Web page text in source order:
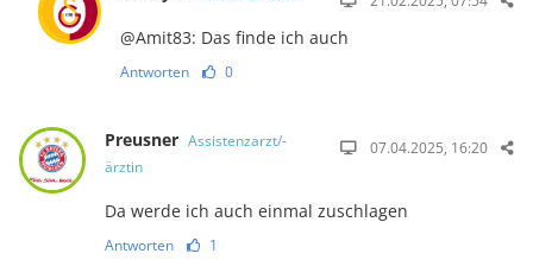
@Amit83: Das finde ich auch
Antworten 0
Preusner Assistenzarzt/-
ärztin
07.04.2025, 16:20
Da werde ich auch einmal zuschlagen
Antworten 1